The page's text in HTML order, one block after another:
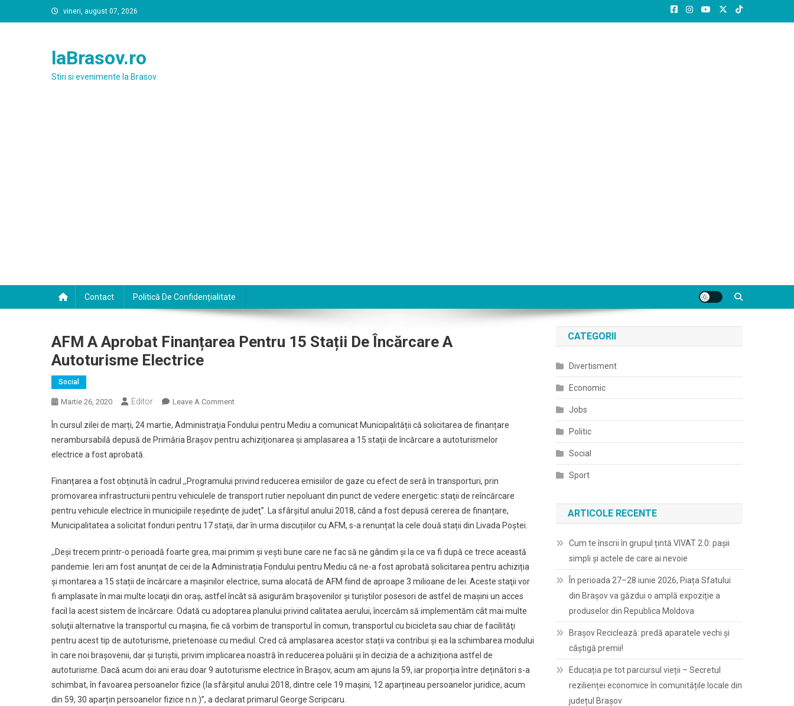
to
vineri, august 07, 2026
laBrasov.ro
Stiri si evenimente la Brasov
Contact Politică De Confidențialitate
AFM A Aprobat Finanțarea Pentru 15 Stații De Încărcare A
Autoturisme Electrice
Social
Martie 26, 2020 Editor Leave A CommentOn
A
Aprobat
15
Stații
De
Încărcare
Autoturisme
Electrice
În cursul zilei de marți, 24 martie, Administraţia Fondului pentru Mediu a comunicat Municipalității că solicitarea de finanțare
nerambursabilă depusă de Primăria Brașov pentru achiziţionarea şi amplasarea a 15 staţii de încărcare a autoturismelor
electrice a fost aprobată.
Finanțarea a fost obținută în cadrul ,,Programului privind reducerea emisiilor de gaze cu efect de seră în transporturi, prin
promovarea infrastructurii pentru vehiculele de transport rutier nepoluant din punct de vedere energetic: staţii de reîncărcare
pentru vehicule electrice în municipiile reşedinţe de judeţ”. La sfârșitul anului 2018, când a fost depusă cererea de finanțare,
Municipalitatea a solicitat fonduri pentru 17 stații, dar în urma discuțiilor cu AFM, s-a renunțat la cele două stații din Livada Poștei.
,,Deși trecem printr-o perioadă foarte grea, mai primim și vești bune care ne fac să ne gândim și la ce va fi după ce trece această
pandemie. Ieri am fost anunțat de cei de la Administrația Fondului pentru Mediu că ne-a fost aprobată solicitarea pentru achiziția
și montarea a 15 stații de încărcare a mașinilor electrice, suma alocată de AFM fiind de aproape 3 milioane de lei. Aceste staţii vor
fi amplasate în mai multe locaţii din oraş, astfel încât să asigurăm braşovenilor şi turiştilor posesori de astfel de maşini un acces
facil la acest sistem de încărcare. Odată cu adoptarea planului privind calitatea aerului, încercăm să implementăm cât mai multe
soluţii alternative la transportul cu maşina, fie că vorbim de transportul în comun, transportul cu bicicleta sau chiar de facilităţi
pentru acest tip de autoturisme, prietenoase cu mediul. Cred că amplasarea acestor stații va contribui și ea la schimbarea modului
în care noi brașovenii, dar și turiștii, privim implicarea noastră în reducerea poluării și în decizia de a achiziționa astfel de
autoturisme. Dacă acum doi ani erau doar 9 autoturisme electrice în Brașov, acum am ajuns la 59, iar proporția între deținători s-a
schimbat, în favoarea persoanelor fizice (la sfârșitul anului 2018, dintre cele 19 mașini, 12 aparțineau persoanelor juridice, acum
din 59, 30 aparțin persoanelor fizice n.n.)”, a declarat primarul George Scripcaru.
CATEGORII
Divertisment
Economic
Jobs
Politic
Social
Sport
ARTICOLE RECENTE
Cum te înscrii în grupul țintă VIVAT 2.0: pașii
simpli și actele de care ai nevoie
În perioada 27–28 iunie 2026, Piața Sfatului
din Brașov va găzdui o amplă expoziție a
produselor din Republica Moldova
Brașov Reciclează: predă aparatele vechi și
câștigă premii!
Educația pe tot parcursul vieții – Secretul
rezilienței economice în comunitățile locale din
județul Brașov